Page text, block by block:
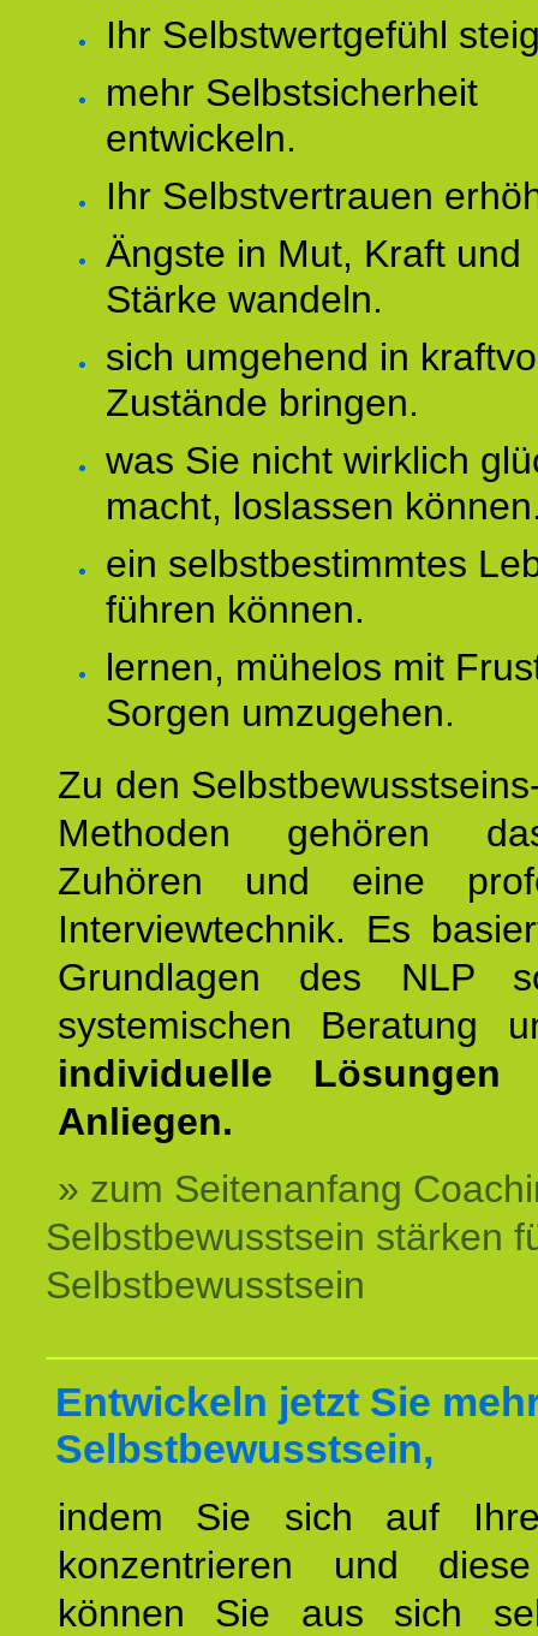
Ihr Selbstwertgefühl
mehr Selbstsicherheit
entwickeln.
Ihr Selbstvertrauen
Ängste in Mut, Kraft und
Stärke wandeln.
sich umgehend in
Zustände bringen.
was Sie nicht wirklich
macht, loslassen
ein selbstbestimmtes
führen können.
lernen, mühelos mit
Sorgen umzugehen.
Zu den
Methoden gehören
Zuhören und eine
Interviewtechnik. Es
Grundlagen des NLP
systemischen Beratung
individuelle
Anliegen.
» zum Seitenanfang
Selbstbewusstsein stärken
Selbstbewusstsein
Entwickeln jetzt Sie
Selbstbewusstsein,
indem Sie sich auf
konzentrieren und
können Sie aus sich